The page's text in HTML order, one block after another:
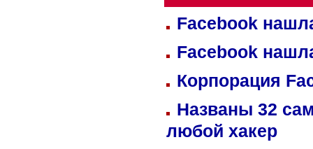
Facebook
Facebook
Корпорация
Названы 32
любой хакер